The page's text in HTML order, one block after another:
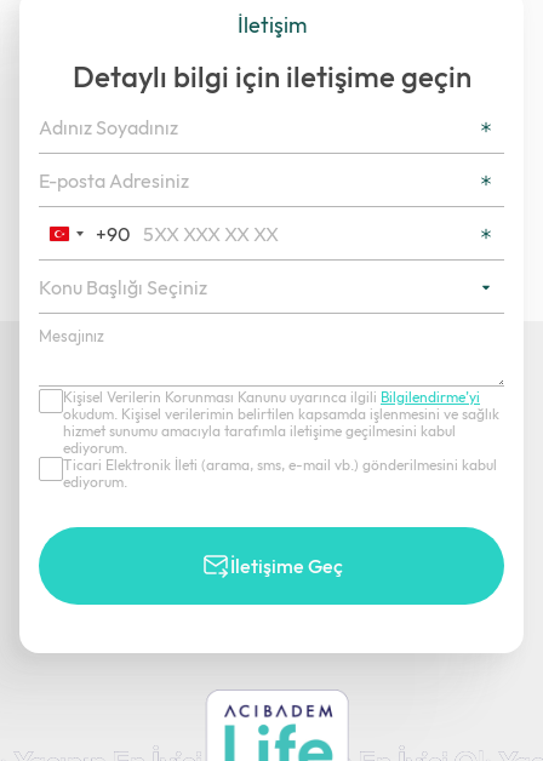
İletişim
Detaylı bilgi için iletişime geçin
Turkey
+90
+90
Kişisel Verilerin Korunması Kanunu uyarınca ilgili Bilgilendirme’yi
okudum. Kişisel verilerimin belirtilen kapsamda işlenmesini ve sağlık
hizmet sunumu amacıyla tarafımla iletişime geçilmesini kabul
ediyorum.
Ticari Elektronik İleti (arama, sms, e-mail vb.) gönderilmesini kabul
ediyorum.
İletişime Geç